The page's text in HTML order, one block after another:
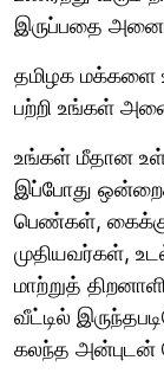
இருப்பதை
தமிழக மக்களை
பற்றி உங்கள்
உங்கள் மீதான
இப்போது ஒன்றைச்
பெண்கள்,
முதியவர்கள்,
மாற்றுத்
வீட்டில்
கலந்த அன்புடன்